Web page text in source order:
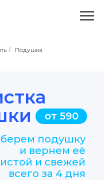
/ Подушка
подушку
и вернем её
и свежей
всего за 4 дня
от 590